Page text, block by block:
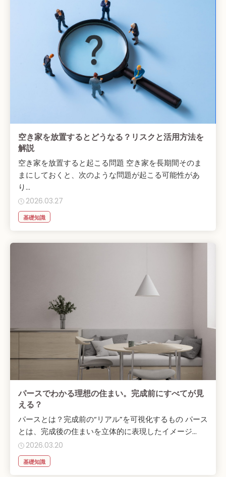
空き家を放置するとどうなる？リスクと活用方法を
解説
空き家を放置すると起こる問題 空き家を長期間そのま
まにしておくと、次のような問題が起こる可能性があ
り...
2026.03.27
基礎知識
パースでわかる理想の住まい。完成前にすべてが見
える？
パースとは？完成前の“リアル”を可視化するもの パース
とは、完成後の住まいを立体的に表現したイメージ...
2026.03.20
基礎知識